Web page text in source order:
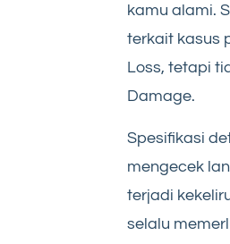
kamu alami.
terkait kasus
Loss, tetapi
Damage.
Spesifikasi
mengecek
terjadi
selalu